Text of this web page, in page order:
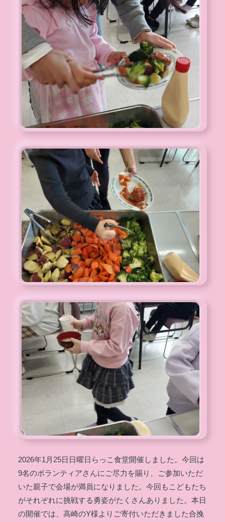
2026年1月25日日曜日らっこ食堂開催しました。今回は
9名のボランティアさんにご尽力を賜り、ご参加いただ
いた親子で会場が満員になりました。今回もこどもたち
がそれぞれに挑戦する勇姿がたくさんありました。本日
の開催では、高崎のY様よりご寄付いただきました合挽